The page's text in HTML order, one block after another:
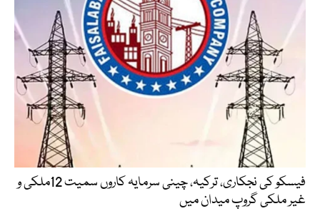
فیسکو کی نجکاری، ترکیہ، چینی سرمایہ کاروں سمیت 12ملکی و
غیر ملکی گروپ میدان میں